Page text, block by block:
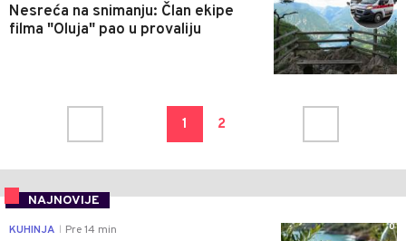
Nesreća na snimanju: Član ekipe
filma "Oluja" pao u provaliju
1 2
NAJNOVIJE
0
KUHINJA Pre 14 min